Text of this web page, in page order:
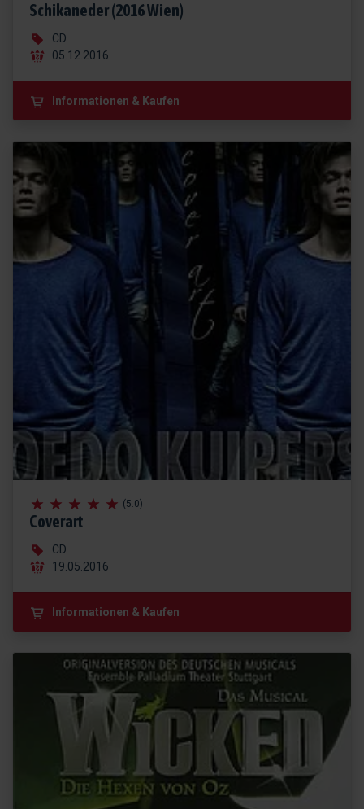
Schikaneder (2016 Wien)
CD
05.12.2016
Informationen & Kaufen
(5.0)
Coverart
CD
19.05.2016
Informationen & Kaufen